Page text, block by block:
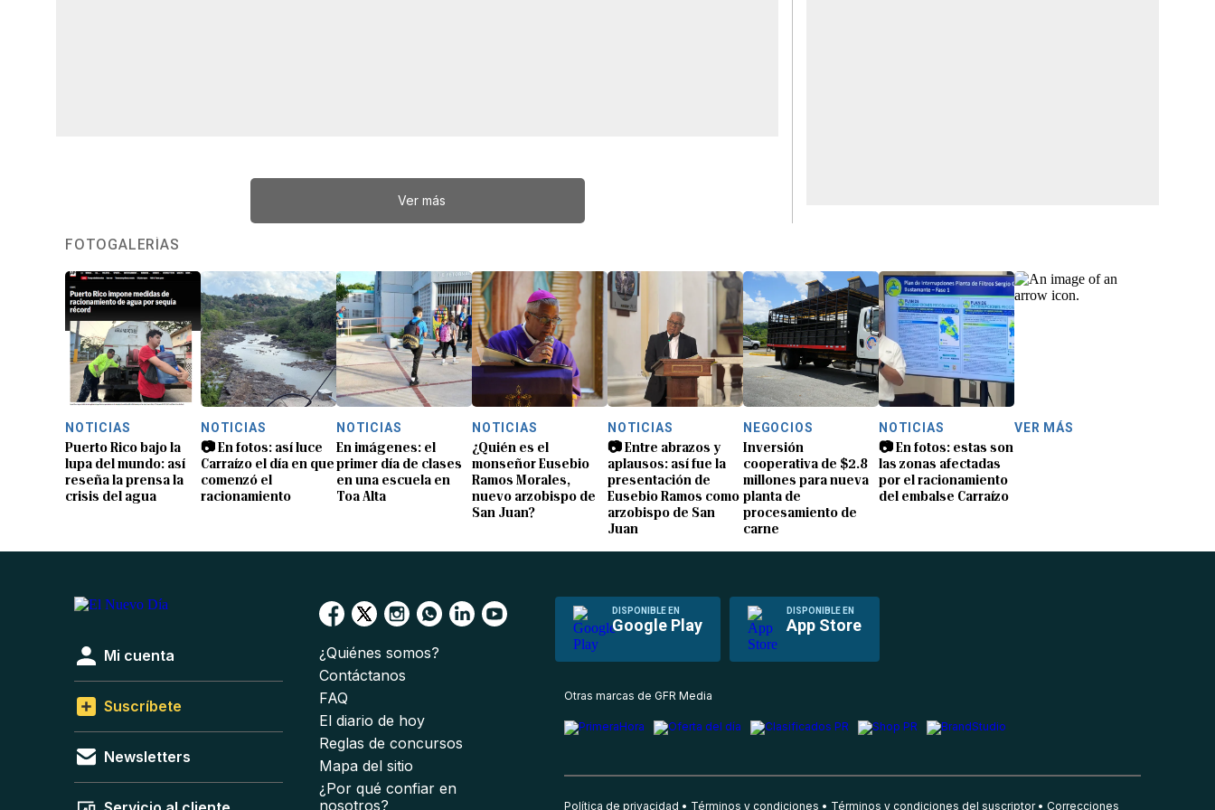
Ver más
FOTOGALERÍAS
NOTICIAS
Puerto Rico bajo la
lupa del mundo: así
reseña la prensa la
crisis del agua
NOTICIAS
📷 En fotos: así luce
Carraízo el día en que
comenzó el
racionamiento
NOTICIAS
En imágenes: el
primer día de clases
en una escuela en
Toa Alta
NOTICIAS
¿Quién es el
monseñor Eusebio
Ramos Morales,
nuevo arzobispo de
San Juan?
NOTICIAS
📷 Entre abrazos y
aplausos: así fue la
presentación de
Eusebio Ramos como
arzobispo de San
Juan
NEGOCIOS
Inversión
cooperativa de $2.8
millones para nueva
planta de
procesamiento de
carne
NOTICIAS
📷 En fotos: estas son
las zonas afectadas
por el racionamiento
del embalse Carraízo
VER MÁS
DISPONIBLE EN
Google Play
DISPONIBLE EN
App Store
Mi cuenta
Suscríbete
Newsletters
¿Quiénes somos?
Contáctanos
FAQ
El diario de hoy
Reglas de concursos
Mapa del sitio
¿Por qué confiar en
nosotros?
Otras marcas de GFR Media
Política de privacidad Términos y condiciones Términos y condiciones del suscriptor Correcciones